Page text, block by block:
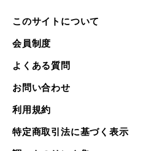
このサイトについて
会員制度
よくある質問
お問い合わせ
利用規約
特定商取引法に基づく表示